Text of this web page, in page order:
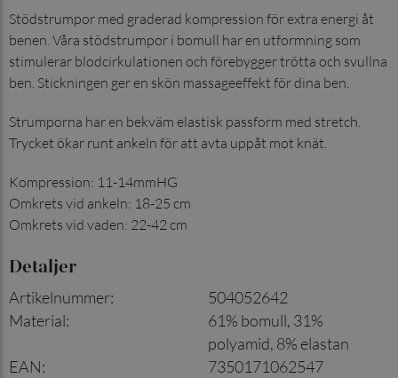
Stödstrumpor med graderad kompression för extra energi åt
benen. Våra stödstrumpor i bomull har en utformning som
stimulerar blodcirkulationen och förebygger trötta och svullna
ben. Stickningen ger en skön massageeffekt för dina ben.
Strumporna har en bekväm elastisk passform med stretch.
Trycket ökar runt ankeln för att avta uppåt mot knät.
Kompression: 11-14mmHG
Omkrets vid ankeln: 18-25 cm
Omkrets vid vaden: 22-42 cm
Detaljer
Artikelnummer:
504052642
Material:
61% bomull, 31%
polyamid, 8% elastan
EAN:
7350171062547